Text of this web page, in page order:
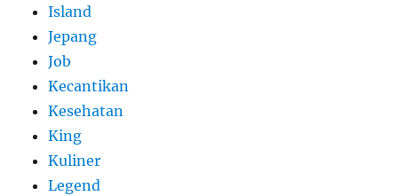
Island
Jepang
Job
Kecantikan
Kesehatan
King
Kuliner
Legend